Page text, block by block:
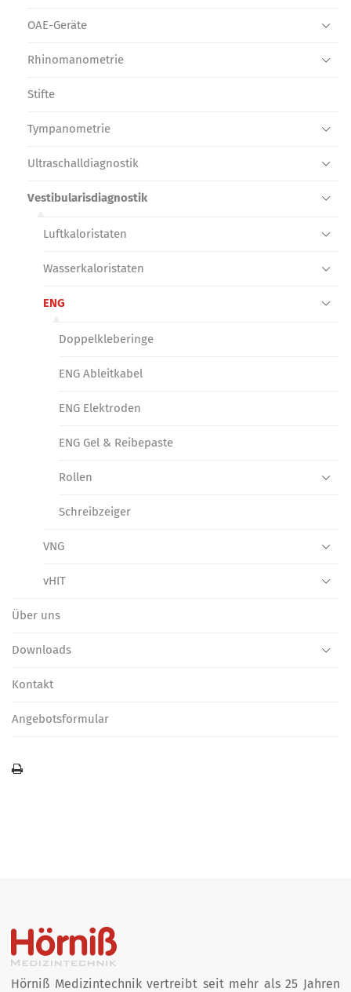
OAE-Geräte
Rhinomanometrie
Stifte
Tympanometrie
Ultraschall­diagnostik
Vestibularis­diagnostik
Luftkaloristaten
Wasserkaloristaten
ENG
Doppelkleberinge
ENG Ableitkabel
ENG Elektroden
ENG Gel & Reibepaste
Rollen
Schreibzeiger
VNG
vHIT
Über uns
Downloads
Kontakt
Angebotsformular
Hörniß Medizintechnik vertreibt seit mehr als 25 Jahren